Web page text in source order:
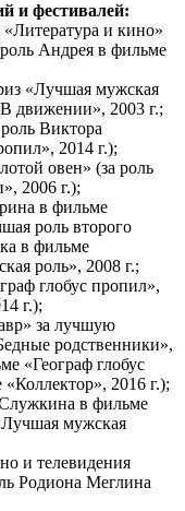
и фестивалей:
и кино»
Андрея в фильме
«Лучшая мужская
движении», 2003 г.;
Виктора
2014 г.);
овен» (за роль
2006 г.);
в фильме
роль второго
в фильме
роль», 2008 г.;
глобус пропил»,
г.);
за лучшую
родственники»,
«Географ глобус
2016 г.);
в фильме
мужская
и телевидения
Родиона Меглина